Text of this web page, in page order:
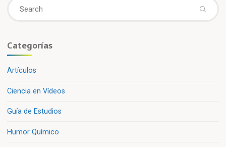
Categorías
Artículos
Ciencia en Vídeos
Guía de Estudios
Humor Químico